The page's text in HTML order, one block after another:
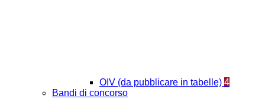
OIV (da pubblicare in tabelle) 4
Bandi di concorso